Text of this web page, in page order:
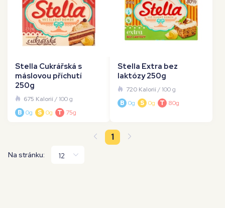
Stella Cukrářská s
máslovou příchutí
250g
675 Kalorií/ 100 g
B 0g S 0g T 75g
Stella Extra bez
laktózy 250g
720 Kalorií/ 100 g
B 0g S 0g T 80g
1
Na stránku: